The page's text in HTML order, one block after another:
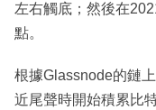
左右觸底；然後在
點。
根據Glassnode的鏈
近尾聲時開始積累比特